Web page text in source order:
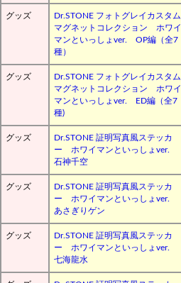
グッズ
Dr.STONE フォトグレイカスタム
マグネットコレクション ホワイ
マンといっしょver. OP編（全7
種）
グッズ
Dr.STONE フォトグレイカスタム
マグネットコレクション ホワイ
マンといっしょver. ED編（全7
種)
グッズ
Dr.STONE 証明写真風ステッカ
ー ホワイマンといっしょver.
石神千空
グッズ
Dr.STONE 証明写真風ステッカ
ー ホワイマンといっしょver.
あさぎりゲン
グッズ
Dr.STONE 証明写真風ステッカ
ー ホワイマンといっしょver.
七海龍水